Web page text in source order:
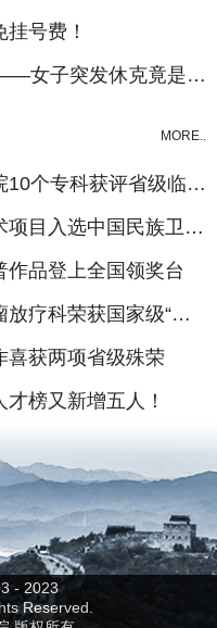
号费！
24小时长途车程险丧命！——女子突发休克竟是"经济舱综合征"作祟
MORE..
喜讯！湘潭市第一人民医院10个专科获评省级临床重点专科
【祝贺】我院多项医疗技术项目入选中国民族卫生协会推广项目
作品登上全国领奖台
【喜报】湘潭市唯一！肿瘤放疗科荣获国家级“规范化放疗营养治疗示范病房”
喜获两项省级殊荣
才榜又新增五人！
- 2023
Reserved.